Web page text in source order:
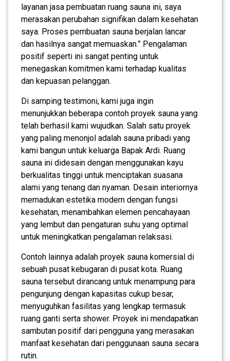
layanan jasa pembuatan ruang sauna ini, saya
merasakan perubahan signifikan dalam kesehatan
saya. Proses pembuatan sauna berjalan lancar
dan hasilnya sangat memuaskan.” Pengalaman
positif seperti ini sangat penting untuk
menegaskan komitmen kami terhadap kualitas
dan kepuasan pelanggan.
Di samping testimoni, kami juga ingin
menunjukkan beberapa contoh proyek sauna yang
telah berhasil kami wujudkan. Salah satu proyek
yang paling menonjol adalah sauna pribadi yang
kami bangun untuk keluarga Bapak Ardi. Ruang
sauna ini didesain dengan menggunakan kayu
berkualitas tinggi untuk menciptakan suasana
alami yang tenang dan nyaman. Desain interiornya
memadukan estetika modern dengan fungsi
kesehatan, menambahkan elemen pencahayaan
yang lembut dan pengaturan suhu yang optimal
untuk meningkatkan pengalaman relaksasi.
Contoh lainnya adalah proyek sauna komersial di
sebuah pusat kebugaran di pusat kota. Ruang
sauna tersebut dirancang untuk menampung para
pengunjung dengan kapasitas cukup besar,
menyuguhkan fasilitas yang lengkap termasuk
ruang ganti serta shower. Proyek ini mendapatkan
sambutan positif dari pengguna yang merasakan
manfaat kesehatan dari penggunaan sauna secara
rutin.